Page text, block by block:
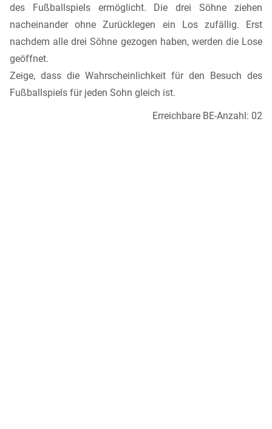
des Fußballspiels ermöglicht. Die drei Söhne ziehen
nacheinander ohne Zurücklegen ein Los zufällig. Erst
nachdem alle drei Söhne gezogen haben, werden die Lose
geöffnet.
Zeige, dass die Wahrscheinlichkeit für den Besuch des
Fußballspiels für jeden Sohn gleich ist.
Erreichbare BE-Anzahl: 02